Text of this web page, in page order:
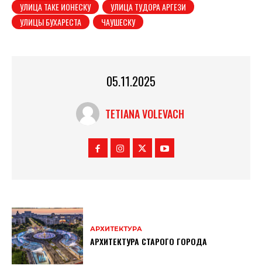
УЛИЦА ТАКЕ ИОНЕСКУ
УЛИЦА ТУДОРА АРГЕЗИ
УЛИЦЫ БУХАРЕСТА
ЧАУШЕСКУ
05.11.2025
TETIANA VOLEVACH
АРХИТЕКТУРА
АРХИТЕКТУРА CТАРОГО ГОРОДА